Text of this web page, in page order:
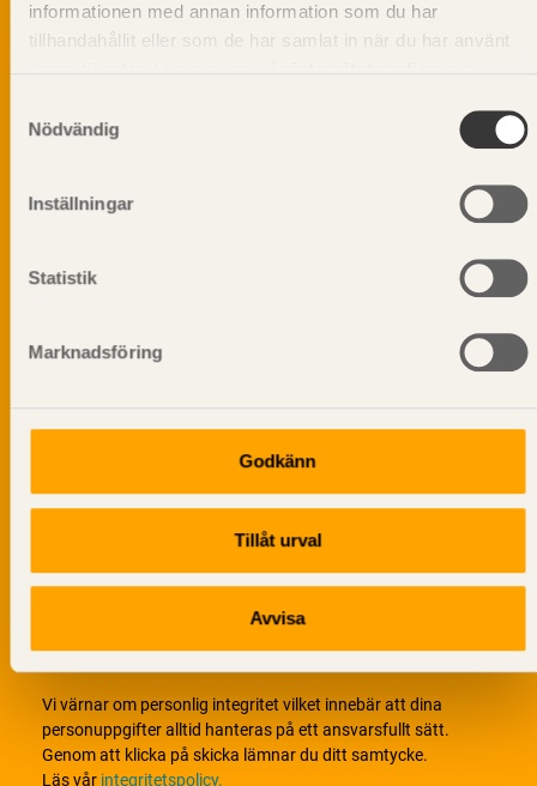
informationen med annan information som du har
tillhandahållit eller som de har samlat in när du har använt
Nödvändig
Inställningar
Statistik
Marknadsföring
Godkänn
Tillåt urval
Avvisa
sågverksnärings digitala produktkatalog för att
beskriva träprodukter och deras unika
Dela på
Prenumerera på Svenskt Träs
Vi värnar om personlig integritet vilket innebär att dina
personuppgifter alltid hanteras på ett ansvarsfullt sätt.
Genom att klicka på skicka lämnar du ditt samtycke.
Läs vår integritetspolicy.